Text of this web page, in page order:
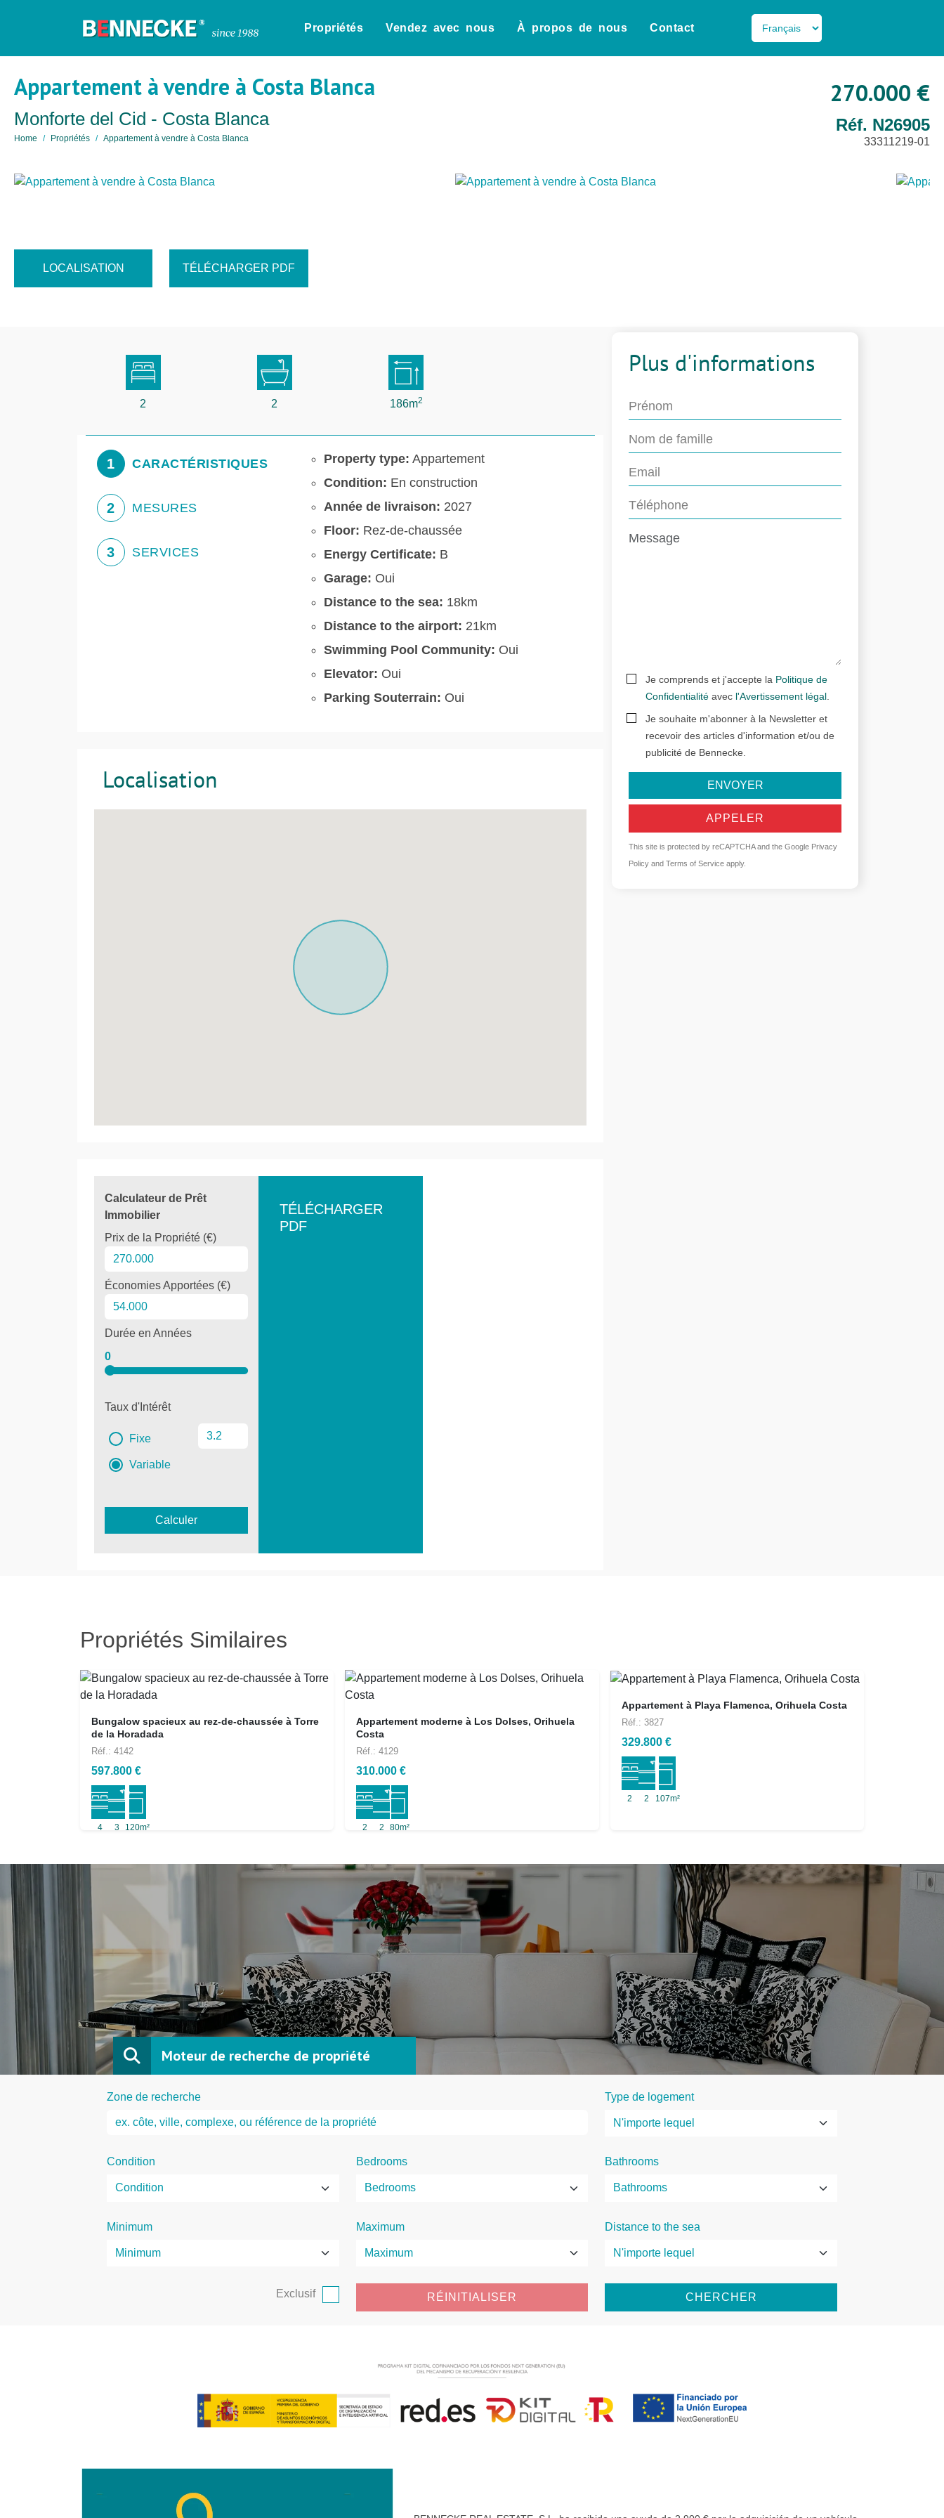
Propriétés Vendez avec nous À propos de nous Contact
Appartement à vendre à Costa Blanca
Monforte del Cid - Costa Blanca
Home Propriétés Appartement à vendre à Costa Blanca
270.000 €
Réf. N26905
33311219-01
LOCALISATION TÉLÉCHARGER PDF
2 2 186m2
1 CARACTÉRISTIQUES
2 MESURES
3 SERVICES
Property type: Appartement
Condition: En construction
Année de livraison: 2027
Floor: Rez-de-chaussée
Energy Certificate: B
Garage: Oui
Distance to the sea: 18km
Distance to the airport: 21km
Swimming Pool Community: Oui
Elevator: Oui
Parking Souterrain: Oui
Localisation
Calculateur de Prêt
Immobilier
Prix de la Propriété (€)
Économies Apportées (€)
Durée en Années
0
Taux d'Intérêt
Fixe
Variable
Calculer
TÉLÉCHARGER
PDF
Plus d'informations
Je comprends et j'accepte la Politique de
Confidentialité avec l'Avertissement légal
Je souhaite m'abonner à la Newsletter et
recevoir des articles d'information et/ou de
publicité de Bennecke.
ENVOYER
APPELER
This site is protected by reCAPTCHA and the Google Privacy
Policy andTerms of Service apply.
Propriétés Similaires
Bungalow spacieux au rez-de-chaussée à Torre
de la Horadada
Réf.: 4142
597.800 €
4 3 120m²
Appartement moderne à Los Dolses, Orihuela
Costa
Réf.: 4129
310.000 €
2 2 80m²
Appartement à Playa Flamenca, Orihuela Costa
Réf.: 3827
329.800 €
2 2 107m²
Moteur de recherche de propriété
Zone de recherche Type de logement
Condition Bedrooms Bathrooms
Minimum Maximum Distance to the sea
Exclusif RÉINITIALISER CHERCHER